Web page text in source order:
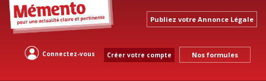
Publiez votre Annonce Légale
Connectez-vous Créer votre compte Nos formules